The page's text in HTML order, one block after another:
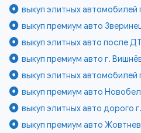
выкуп элитных автомобилей
выкуп премиум авто
выкуп элитных авто после
выкуп премиум авто г.
выкуп элитных автомобилей
выкуп премиум авто
выкуп элитных авто дорого
выкуп премиум авто